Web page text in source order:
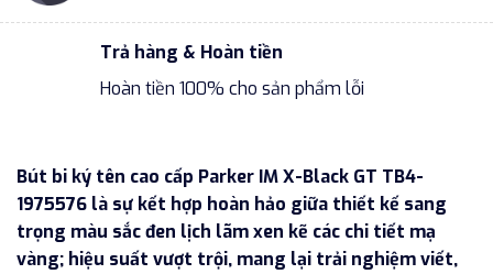
Trả hàng & Hoàn tiền
Hoàn tiền 100% cho sản phẩm lỗi
Bút bi ký tên cao cấp Parker IM X-Black GT TB4-
1975576 là sự kết hợp hoàn hảo giữa thiết kế sang
trọng màu sắc đen lịch lãm xen kẽ các chi tiết mạ
vàng; hiệu suất vượt trội, mang lại trải nghiệm viết,